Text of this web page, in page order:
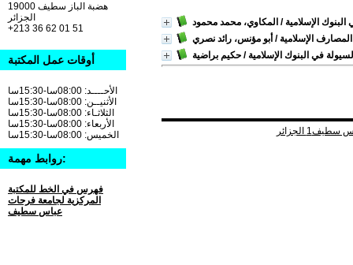
البنوك الإسلامية / المكاوي، محمد محمود
الإسلامية / أبو مؤنس، رائد نصري
في البنوك الإسلامية / حكيم براضية
19000 هضبة الباز سطيف
+213 36 62 01 51
أوقات عمل المكتبة
الأحــــد: 08:00سا-15:30سا
الأثنيــن: 08:00سا-15:30سا
الثلاثـاء: 08:00سا-15:30سا
الأربعاء: 08:00سا-15:30سا
الخميس: 08:00سا-15:30سا
روابط مهمة:
فهرس في الخط للمكتبة
المركزية لجامعة فرحات
عباس سطيف